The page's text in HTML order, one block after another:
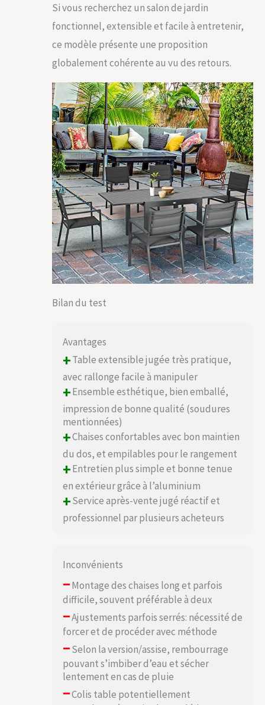
Si vous recherchez un salon de jardin
fonctionnel, extensible et facile à entretenir,
ce modèle présente une proposition
globalement cohérente au vu des retours.
Bilan du test
Avantages
+Table extensible jugée très pratique,
avec rallonge facile à manipuler
+Ensemble esthétique, bien emballé,
impression de bonne qualité (soudures
mentionnées)
+Chaises confortables avec bon maintien
du dos, et empilables pour le rangement
+Entretien plus simple et bonne tenue
en extérieur grâce à l’aluminium
+Service après-vente jugé réactif et
professionnel par plusieurs acheteurs
Inconvénients
–Montage des chaises long et parfois
difficile, souvent préférable à deux
–Ajustements parfois serrés: nécessité de
forcer et de procéder avec méthode
–Selon la version/assise, rembourrage
pouvant s’imbiber d’eau et sécher
lentement en cas de pluie
–Colis table potentiellement